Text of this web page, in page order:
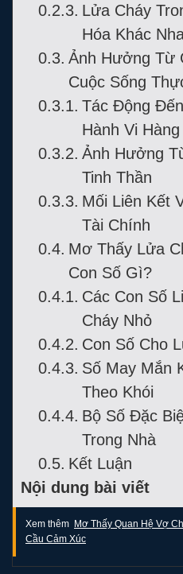
Lửa Cháy
Hóa Khác
Ảnh Hưởng Từ
Cuộc Sống
Tác Động
Hành Vi
Ảnh Hưởng
Tinh Thần
Mối Liên Kết
Tài Chính
Mơ Thấy Lửa
Con Số Gì?
Các Con Số
Cháy Nhỏ
Con Số Cho
Số May Mắn
Theo Khói
Bộ Số Đặc
Trong Nhà
Kết Luận
Nội dung bài viết
Xem thêm Mơ Thấy Quan Hệ Vợ
Cầu Cảm Xúc